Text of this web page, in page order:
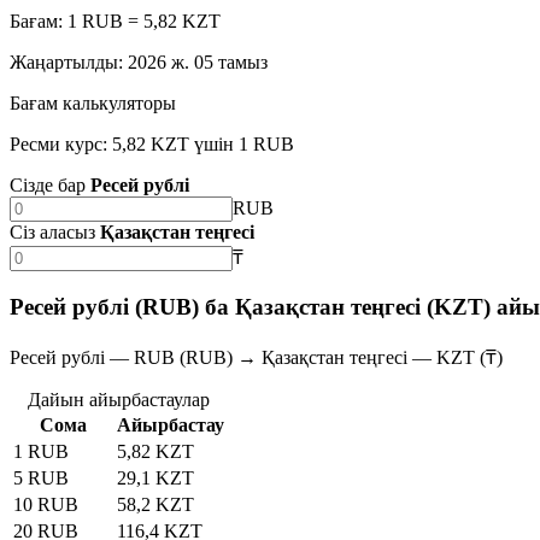
Бағам: 1 RUB = 5,82 KZT
Жаңартылды: 2026 ж. 05 тамыз
Бағам калькуляторы
Ресми курс: 5,82 KZT үшін 1 RUB
Сізде бар Ресей рублі
RUB
Сіз аласыз Қазақстан теңгесі
₸
Ресей рублі (RUB) ба Қазақстан теңгесі (KZT)
Ресей рублі — RUB (RUB) → Қазақстан теңгесі — KZT (₸)
Дайын айырбастаулар
Сома
Айырбастау
1 RUB
5,82 KZT
5 RUB
29,1 KZT
10 RUB
58,2 KZT
20 RUB
116,4 KZT